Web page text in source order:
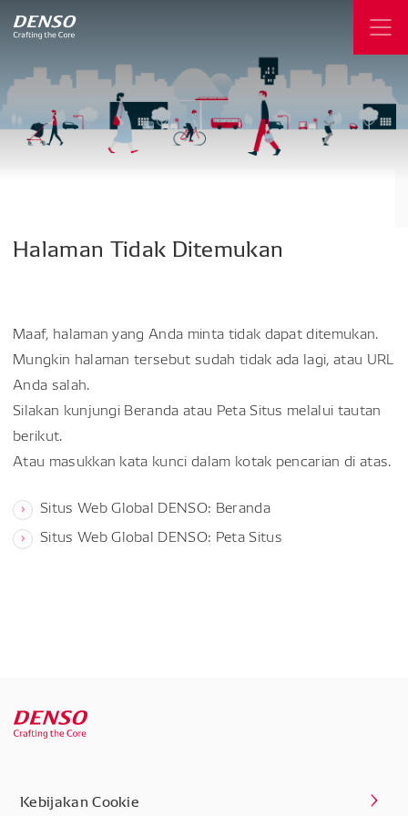
Halaman Tidak Ditemukan
Maaf, halaman yang Anda minta tidak dapat ditemukan.
Mungkin halaman tersebut sudah tidak ada lagi, atau URL
Anda salah.
Silakan kunjungi Beranda atau Peta Situs melalui tautan
berikut.
Atau masukkan kata kunci dalam kotak pencarian di atas.
Situs Web Global DENSO: Beranda
Situs Web Global DENSO: Peta Situs
Kebijakan Cookie